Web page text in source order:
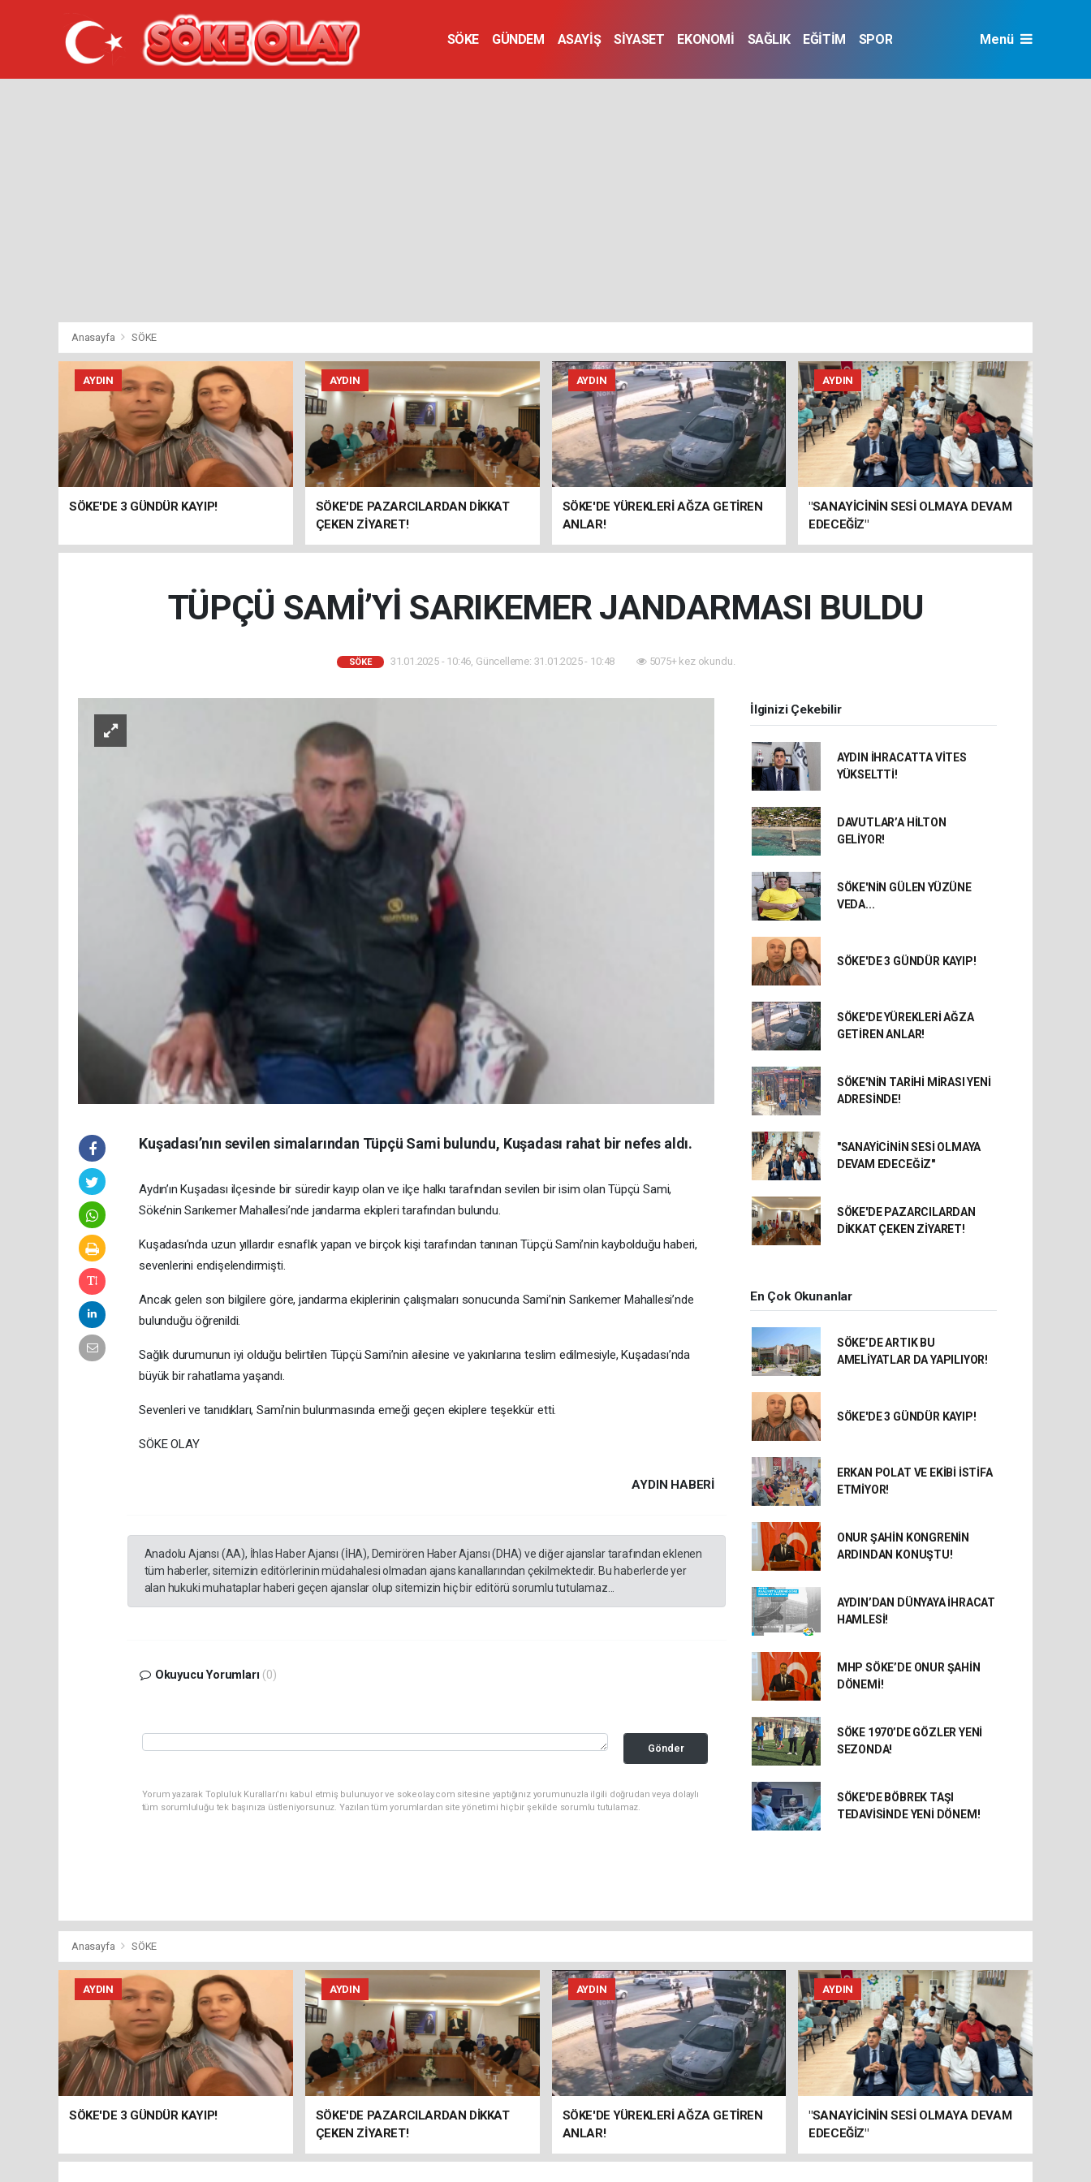
SÖKE GÜNDEM ASAYİŞ SİYASET EKONOMİ SAĞLIK EĞİTİM SPOR Menü
Anasayfa SÖKE
AYDIN
SÖKE'DE 3 GÜNDÜR KAYIP!
AYDIN
SÖKE'DE PAZARCILARDAN DİKKAT
ÇEKEN ZİYARET!
AYDIN
SÖKE'DE YÜREKLERİ AĞZA GETİREN
ANLAR!
AYDIN
"SANAYİCİNİN SESİ OLMAYA DEVAM
EDECEĞİZ"
TÜPÇÜ SAMİ’Yİ SARIKEMER JANDARMASI BULDU
SÖKE 31.01.2025 - 10:46, Güncelleme: 31.01.2025 - 10:48 5075+ kez okundu.
Kuşadası’nın sevilen simalarından Tüpçü Sami bulundu, Kuşadası rahat bir nefes aldı.
Aydın’ın Kuşadası ilçesinde bir süredir kayıp olan ve ilçe halkı tarafından sevilen bir isim olan Tüpçü Sami,
Söke’nin Sarıkemer Mahallesi’nde jandarma ekipleri tarafından bulundu.
Kuşadası’nda uzun yıllardır esnaflık yapan ve birçok kişi tarafından tanınan Tüpçü Sami’nin kaybolduğu haberi,
sevenlerini endişelendirmişti.
Ancak gelen son bilgilere göre, jandarma ekiplerinin çalışmaları sonucunda Sami’nin Sarıkemer Mahallesi’nde
bulunduğu öğrenildi.
Sağlık durumunun iyi olduğu belirtilen Tüpçü Sami’nin ailesine ve yakınlarına teslim edilmesiyle, Kuşadası’nda
büyük bir rahatlama yaşandı.
Sevenleri ve tanıdıkları, Sami’nin bulunmasında emeği geçen ekiplere teşekkür etti.
SÖKE OLAY
AYDIN HABERİ
Anadolu Ajansı (AA), İhlas Haber Ajansı (İHA), Demirören Haber Ajansı (DHA) ve diğer ajanslar tarafından eklenen
tüm haberler, sitemizin editörlerinin müdahalesi olmadan ajans kanallarından çekilmektedir. Bu haberlerde yer
alan hukuki muhataplar haberi geçen ajanslar olup sitemizin hiç bir editörü sorumlu tutulamaz...
Okuyucu Yorumları (0)
Gönder
Yorum yazarak Topluluk Kuralları’nı kabul etmiş bulunuyor ve sokeolay.com sitesine yaptığınız yorumunuzla ilgili doğrudan veya dolaylı
tüm sorumluluğu tek başınıza üstleniyorsunuz. Yazılan tüm yorumlardan site yönetimi hiçbir şekilde sorumlu tutulamaz.
İlginizi Çekebilir
AYDIN İHRACATTA VİTES
YÜKSELTTİ!
DAVUTLAR’A HİLTON
GELİYOR!
SÖKE'NİN GÜLEN YÜZÜNE
VEDA...
SÖKE'DE 3 GÜNDÜR KAYIP!
SÖKE'DE YÜREKLERİ AĞZA
GETİREN ANLAR!
SÖKE'NİN TARİHİ MİRASI YENİ
ADRESİNDE!
"SANAYİCİNİN SESİ OLMAYA
DEVAM EDECEĞİZ"
SÖKE'DE PAZARCILARDAN
DİKKAT ÇEKEN ZİYARET!
En Çok Okunanlar
SÖKE’DE ARTIK BU
AMELİYATLAR DA YAPILIYOR!
SÖKE'DE 3 GÜNDÜR KAYIP!
ERKAN POLAT VE EKİBİ İSTİFA
ETMİYOR!
ONUR ŞAHİN KONGRENİN
ARDINDAN KONUŞTU!
AYDIN’DAN DÜNYAYA İHRACAT
HAMLESİ!
MHP SÖKE’DE ONUR ŞAHİN
DÖNEMİ!
SÖKE 1970’DE GÖZLER YENİ
SEZONDA!
SÖKE'DE BÖBREK TAŞI
TEDAVİSİNDE YENİ DÖNEM!
Anasayfa SÖKE
AYDIN
SÖKE'DE 3 GÜNDÜR KAYIP!
AYDIN
SÖKE'DE PAZARCILARDAN DİKKAT
ÇEKEN ZİYARET!
AYDIN
SÖKE'DE YÜREKLERİ AĞZA GETİREN
ANLAR!
AYDIN
"SANAYİCİNİN SESİ OLMAYA DEVAM
EDECEĞİZ"